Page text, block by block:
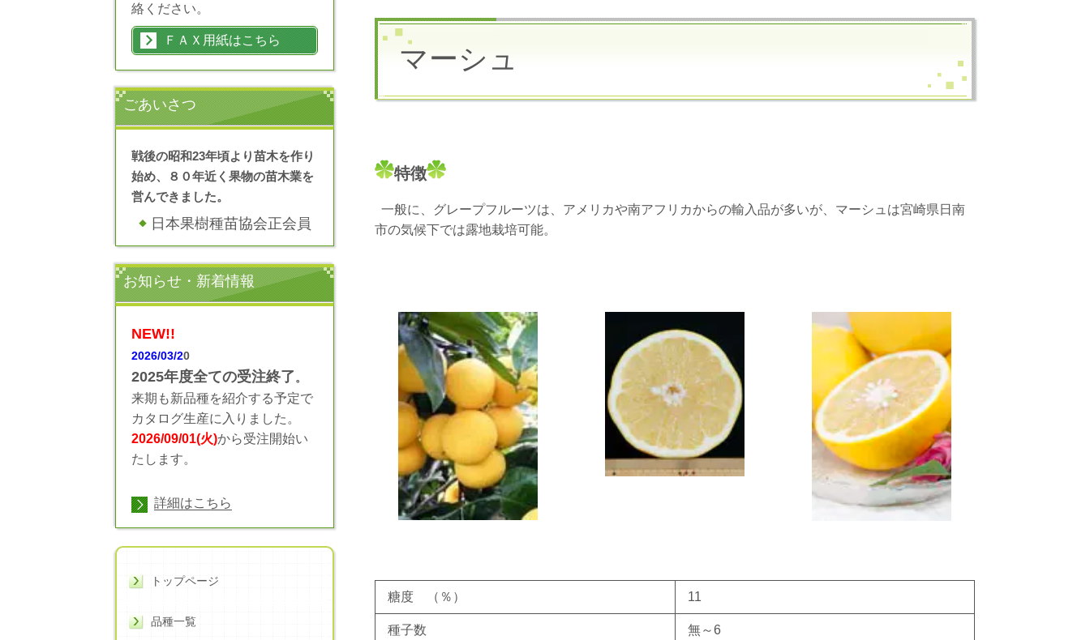
マーシュ
特徴
一般に、グレープフルーツは、アメリカや南アフリカからの輸入品が多いが、マーシュは宮崎県日南
市の気候下では露地栽培可能。
糖度 （％） 11
種子数 無～6
絡ください。
ＦＡＸ用紙はこちら
ごあいさつ
戦後の昭和23年頃より苗木を作り
始め、８０年近く果物の苗木業を
営んできました。
日本果樹種苗協会正会員
お知らせ・新着情報
NEW!!
2026/03/20
2025年度全ての受注終了。
来期も新品種を紹介する予定で
カタログ生産に入りました。
2026/09/01(火)から受注開始い
たします。
詳細はこちら
トップページ
品種一覧